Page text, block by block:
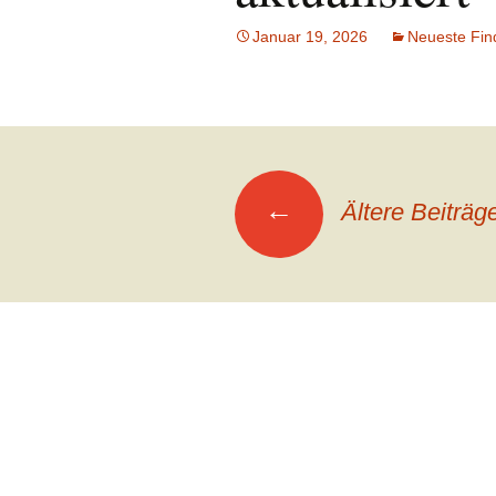
Januar 19, 2026 Neueste
Beitragsnavigation
← Ältere